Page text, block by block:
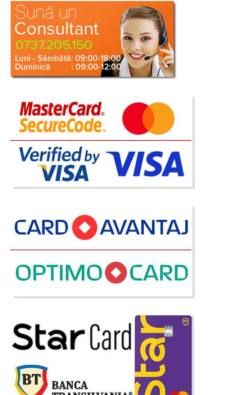
Dormitor Modern Izida
Mobila Dormitor Alb Modern Izida – cel mai mic pret Livrare Rapida –
Atat patul cu cele..
2.717 Lei
Pret Redus 2.445 Lei
Indisponibil-Furnizor delistat
-18%
Mobila Dormitor Evo II
Doritoare de calitate Evo II - Mobila de dormitor ieftina Daca sunteti in
cautarea unui set complet mobila dormitor cu preturi accesibile dar fara a
face rabat de calitate modelul Evo este cel mai probabil o alegere potrivita
pentru dumneavoastra. Gama de dormitoare..
2.058 Lei